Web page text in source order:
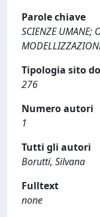
Parole chiave
SCIENZE UMANE;
Tipologia sito
276
Numero autori
1
Tutti gli autori
Borutti, Silvana
Fulltext
none